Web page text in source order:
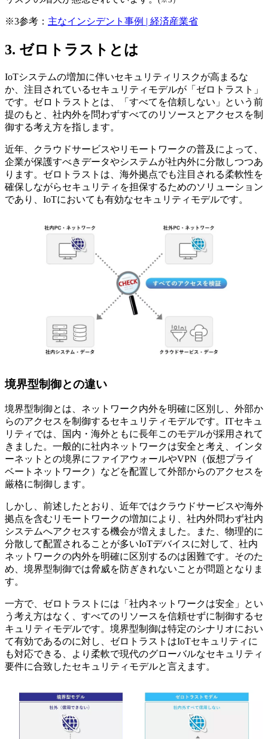
※3参考： 主なインシデント事例 | 経済産業省
3. ゼロトラストとは
IoTシステムの増加に伴いセキュリティリスクが高まるな
か、注目されているセキュリティモデルが「ゼロトラスト」
です。ゼロトラストとは、「すべてを信頼しない」という前
提のもと、社内外を問わずすべてのリソースとアクセスを制
御する考え方を指します。
近年、クラウドサービスやリモートワークの普及によって、
企業が保護すべきデータやシステムが社内外に分散しつつあ
ります。ゼロトラストは、海外拠点でも注目される柔軟性を
確保しながらセキュリティを担保するためのソリューション
であり、IoTにおいても有効なセキュリティモデルです。
境界型制御との違い
境界型制御とは、ネットワーク内外を明確に区別し、外部か
らのアクセスを制御するセキュリティモデルです。ITセキュ
リティでは、国内・海外ともに長年このモデルが採用されて
きました。一般的に社内ネットワークは安全と考え、インタ
ーネットとの境界にファイアウォールやVPN（仮想プライ
ベートネットワーク）などを配置して外部からのアクセスを
厳格に制御します。
しかし、前述したとおり、近年ではクラウドサービスや海外
拠点を含むリモートワークの増加により、社内外問わず社内
システムへアクセスする機会が増えました。また、物理的に
分散して配置されることが多いIoTデバイスに対して、社内
ネットワークの内外を明確に区別するのは困難です。そのた
め、境界型制御では脅威を防ぎきれないことが問題となりま
す。
一方で、ゼロトラストには「社内ネットワークは安全」とい
う考え方はなく、すべてのリソースを信頼せずに制御するセ
キュリティモデルです。境界型制御は特定のシナリオにおい
て有効であるのに対し、ゼロトラストはIoTセキュリティに
も対応できる、より柔軟で現代のグローバルなセキュリティ
要件に合致したセキュリティモデルと言えます。